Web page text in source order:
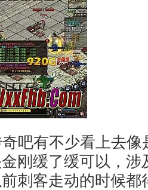
吧有不少看上去像
刚缓了缓可以，涉
刺客走动的时候都